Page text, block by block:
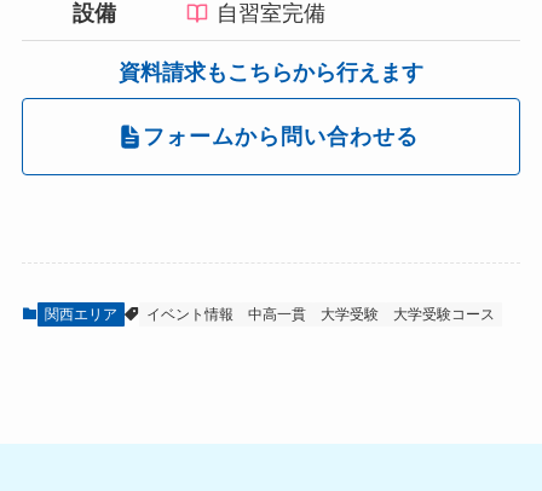
設備 自習室完備
資料請求もこちらから行えます
フォームから問い合わせる
関西エリア イベント情報 中高一貫 大学受験 大学受験コース